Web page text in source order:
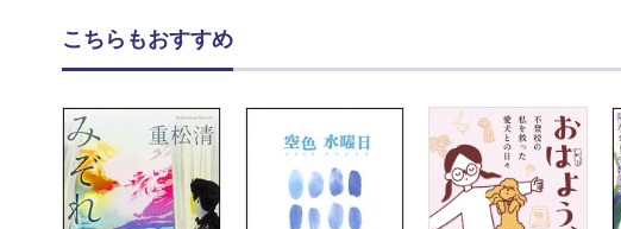
こちらもおすすめ